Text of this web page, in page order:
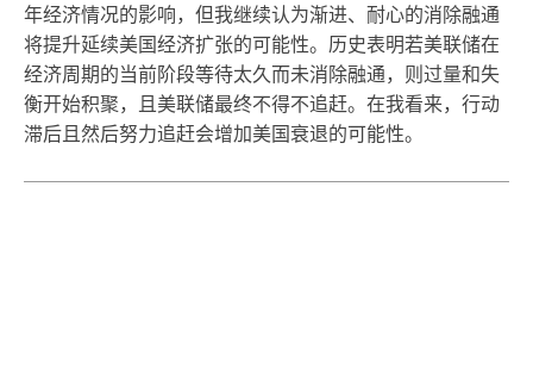
年经济情况的影响，但我继续认为渐进、耐心的消除融通
将提升延续美国经济扩张的可能性。历史表明若美联储在
经济周期的当前阶段等待太久而未消除融通，则过量和失
衡开始积聚，且美联储最终不得不追赶。在我看来，行动
滞后且然后努力追赶会增加美国衰退的可能性。